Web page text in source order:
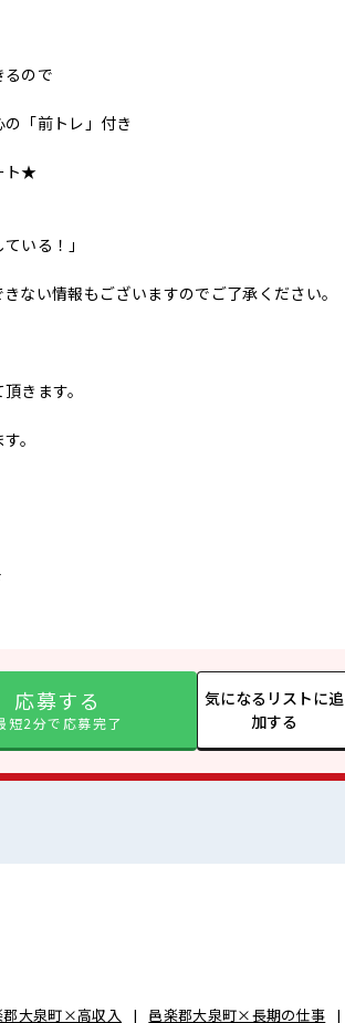
るので
「前トレ」付き
ト★
いる！」
ない情報もございますのでご了承ください。
きます。
。
応募する
短2分で応募完了
気になるリストに追
加する
郡大泉町×高収入 邑楽郡大泉町×長期の仕事